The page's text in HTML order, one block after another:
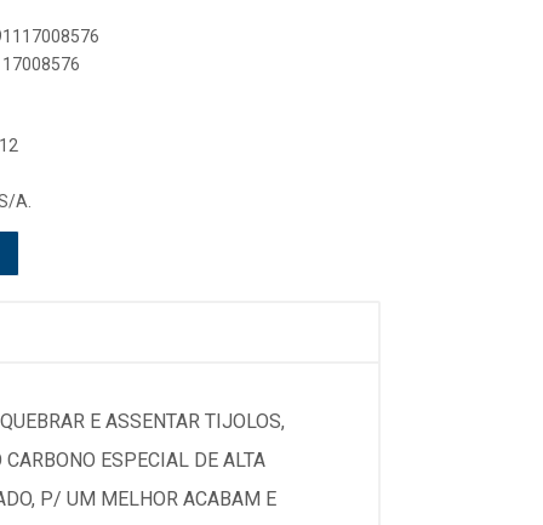
A.
E ASSENTAR TIJOLOS,
ESPECIAL DE ALTA
P/ UM MELHOR ACABAM E